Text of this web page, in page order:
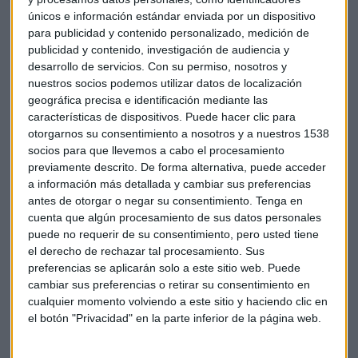
únicos e información estándar enviada por un dispositivo
para publicidad y contenido personalizado, medición de
publicidad y contenido, investigación de audiencia y
desarrollo de servicios. Con su permiso, nosotros y
nuestros socios podemos utilizar datos de localización
geográfica precisa e identificación mediante las
características de dispositivos. Puede hacer clic para
otorgarnos su consentimiento a nosotros y a nuestros 1538
socios para que llevemos a cabo el procesamiento
previamente descrito. De forma alternativa, puede acceder
a información más detallada y cambiar sus preferencias
antes de otorgar o negar su consentimiento. Tenga en
cuenta que algún procesamiento de sus datos personales
puede no requerir de su consentimiento, pero usted tiene
el derecho de rechazar tal procesamiento. Sus
preferencias se aplicarán solo a este sitio web. Puede
cambiar sus preferencias o retirar su consentimiento en
cualquier momento volviendo a este sitio y haciendo clic en
el botón "Privacidad" en la parte inferior de la página web.
La apuesta por la IA como elemento
diferenciador
Helena Pérez presentó a la compañía como"una